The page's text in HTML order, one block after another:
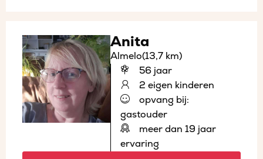
Anita
Almelo(13,7 km)
56 jaar
2 eigen kinderen
opvang bij:
gastouder
meer dan 19 jaar
ervaring